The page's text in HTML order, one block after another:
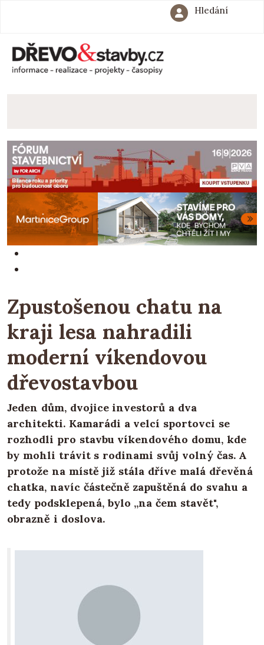
Hledání
Zpustošenou chatu na
kraji lesa nahradili
moderní víkendovou
dřevostavbou
Jeden dům, dvojice investorů a dva
architekti. Kamarádi a velcí sportovci se
rozhodli pro stavbu víkendového domu, kde
by mohli trávit s rodinami svůj volný čas. A
protože na místě již stála dříve malá dřevěná
chatka, navíc částečně zapuštěná do svahu a
tedy podsklepená, bylo „na čem stavět",
obrazně i doslova.